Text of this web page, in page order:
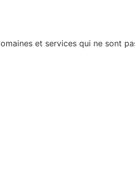
et services qui ne sont